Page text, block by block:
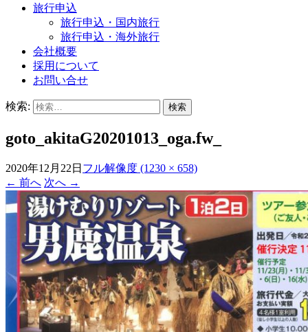
旅行申込
旅行申込・国内旅行
旅行申込・海外旅行
会社概要
採用について
お問い合せ
検索:
goto_akitaG20201013_oga.fw_
2020年12月22日 フル解像度 (1230 × 658)
← 前へ 次へ →